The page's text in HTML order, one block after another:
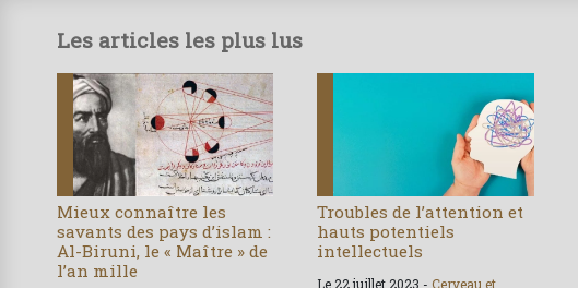
Les articles les plus lus
Mieux connaître les
savants des pays d’islam :
Al-Biruni, le « Maître » de
l’an mille
Troubles de l’attention et
hauts potentiels
intellectuels
Le 22 juillet 2023 -Cerveau et